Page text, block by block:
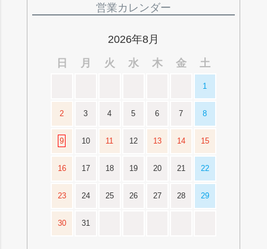
営業カレンダー
2026年8月
日
月 火 水 木 金 土
1
2 3 4 5 6 7 8
9 10 11 12 13 14 15
16 17 18 19 20 21 22
23 24 25 26 27 28 29
30 31